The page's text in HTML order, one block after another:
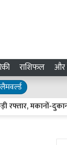
राशिफल
मकानों-दुकानों पर